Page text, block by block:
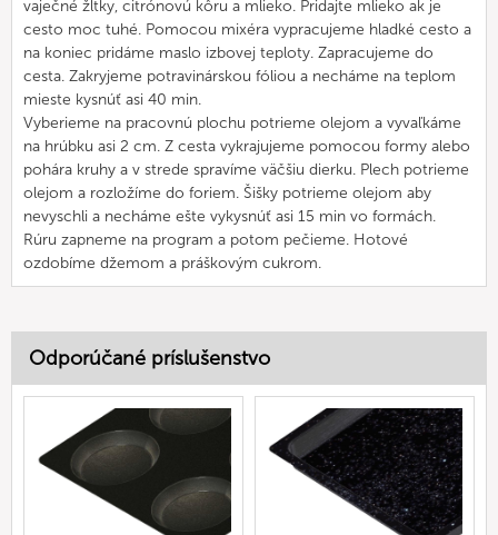
vaječné žĺtky, citrónovú kôru a mlieko. Pridajte mlieko ak je
cesto moc tuhé. Pomocou mixéra vypracujeme hladké cesto a
na koniec pridáme maslo izbovej teploty. Zapracujeme do
cesta. Zakryjeme potravinárskou fóliou a necháme na teplom
mieste kysnúť asi 40 min.
Vyberieme na pracovnú plochu potrieme olejom a vyvaľkáme
na hrúbku asi 2 cm. Z cesta vykrajujeme pomocou formy alebo
pohára kruhy a v strede spravíme väčšiu dierku. Plech potrieme
olejom a rozložíme do foriem. Šišky potrieme olejom aby
nevyschli a necháme ešte vykysnúť asi 15 min vo formách.
Rúru zapneme na program a potom pečieme. Hotové
ozdobíme džemom a práškovým cukrom.
Odporúčané príslušenstvo